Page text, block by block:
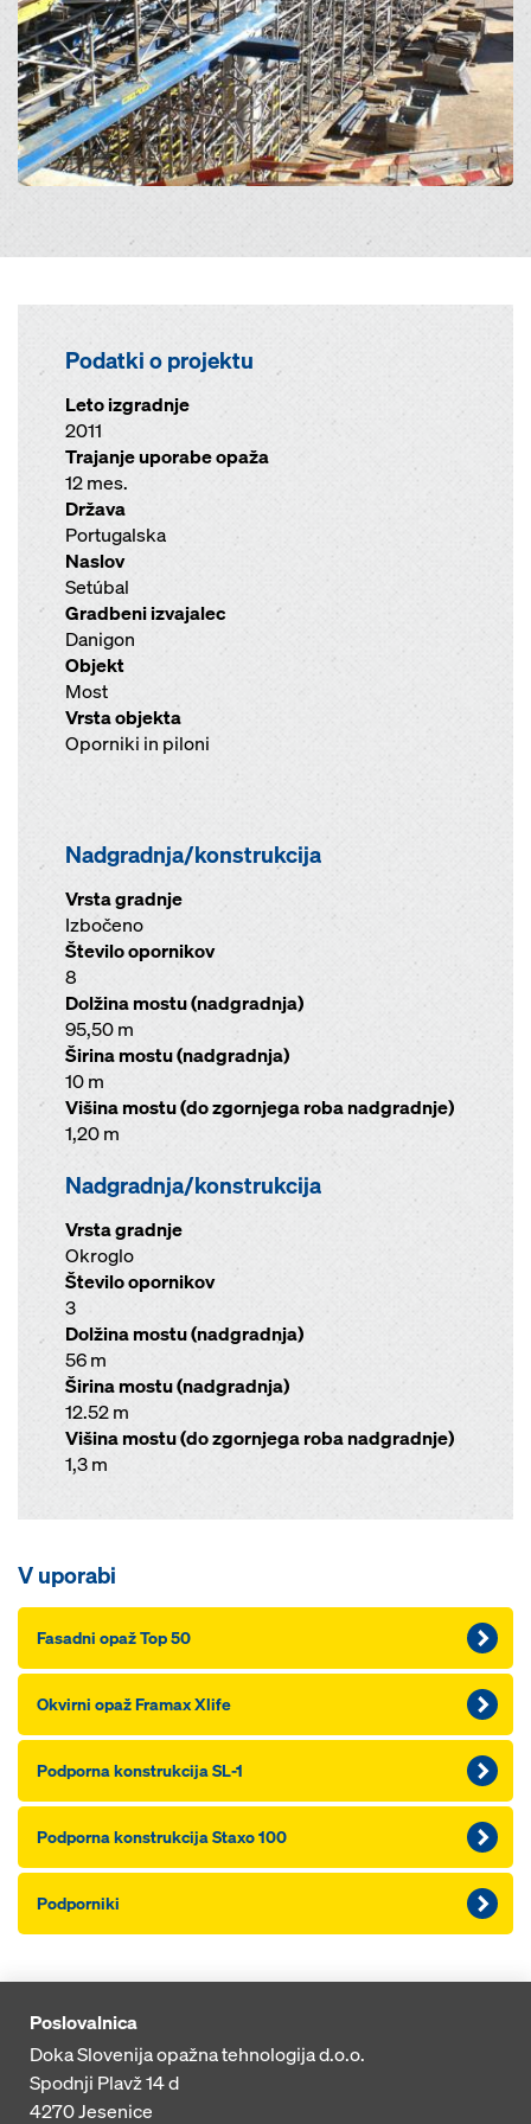
Podatki o projektu
Leto izgradnje
2011
Trajanje uporabe opaža
12 mes.
Država
Portugalska
Naslov
Setúbal
Gradbeni izvajalec
Danigon
Objekt
Most
Vrsta objekta
Oporniki in piloni
Nadgradnja/konstrukcija
Vrsta gradnje
Izbočeno
Število opornikov
8
Dolžina mostu (nadgradnja)
95,50 m
Širina mostu (nadgradnja)
10 m
Višina mostu (do zgornjega roba nadgradnje)
1,20 m
Nadgradnja/konstrukcija
Vrsta gradnje
Okroglo
Število opornikov
3
Dolžina mostu (nadgradnja)
56 m
Širina mostu (nadgradnja)
12.52 m
Višina mostu (do zgornjega roba nadgradnje)
1,3 m
V uporabi
Fasadni opaž Top 50
Okvirni opaž Framax Xlife
Podporna konstrukcija SL-1
Podporna konstrukcija Staxo 100
Podporniki
Poslovalnica
Doka Slovenija opažna tehnologija d.o.o.
Spodnji Plavž 14 d
4270Jesenice